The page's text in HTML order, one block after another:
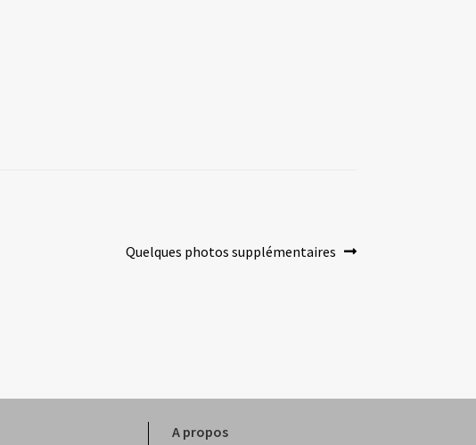
Article
Quelques photos supplémentaires
A propos